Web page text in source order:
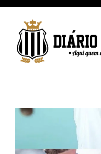
conteúdo